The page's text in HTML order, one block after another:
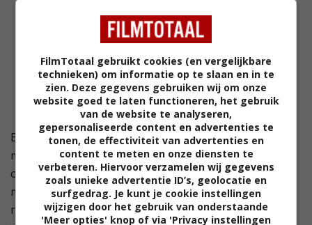
Een gelukkig leven wenst iedereen. Het lijkt zo
makkelijk: een leuke baan, een fijn huis, een mooie
omgeving, voldoende geld, volop liefde en een
meedenkende fantastische partner. Alles loopt op
rolletjes en de buitenwereld ziet je ook als het ideale
FilmTotaal gebruikt cookies (en vergelijkbare
technieken) om informatie op te slaan en in te
zien. Deze gegevens gebruiken wij om onze
website goed te laten functioneren, het gebruik
van de website te analyseren,
gepersonaliseerde content en advertenties te
tonen, de effectiviteit van advertenties en
content te meten en onze diensten te
verbeteren. Hiervoor verzamelen wij gegevens
zoals unieke advertentie ID’s, geolocatie en
surfgedrag. Je kunt je cookie instellingen
wijzigen door het gebruik van onderstaande
'Meer opties' knop of via 'Privacy instellingen